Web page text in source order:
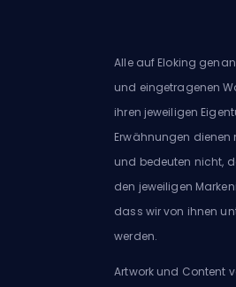
Alle auf Eloking
und eingetragenen
ihren jeweiligen
Erwähnungen dienen
und bedeuten nicht,
den jeweiligen
dass wir von ihnen
werden.
Artwork und Content